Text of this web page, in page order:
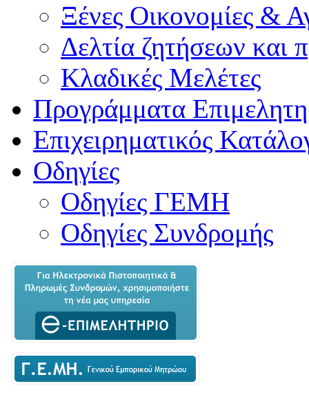
Ξένες Οικονομίες &
Δελτία ζητήσεων
Κλαδικές Μελέτες
Προγράμματα
Επιχειρηματικός
Οδηγίες
Οδηγίες ΓΕΜΗ
Οδηγίες Συνδρομής